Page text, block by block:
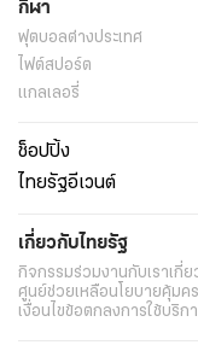
กีฬา
ฟุตบอลต่่างประเทศ
ไฟต์สปอร์ต
แกลเลอรี่
ช็อปปิ้ง
ไทยรัฐอีเวนต์
เกี่ยวกับไทยรัฐ
กิจกรรมร่วมงานกับเราเกี่
ศูนย์ช่วยเหลือนโยบายคุ้มค
เงื่อนไขข้อตกลงการใช้บริก